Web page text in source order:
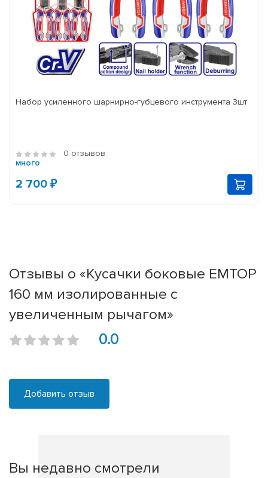
Набор усиленного шарнирно-губцевого инструмента 3шт
0 отзывов
много
2 700 ₽
Отзывы о «Кусачки боковые EMTOP
160 мм изолированные с
увеличенным рычагом»
0.0
Добавить отзыв
Вы недавно смотрели